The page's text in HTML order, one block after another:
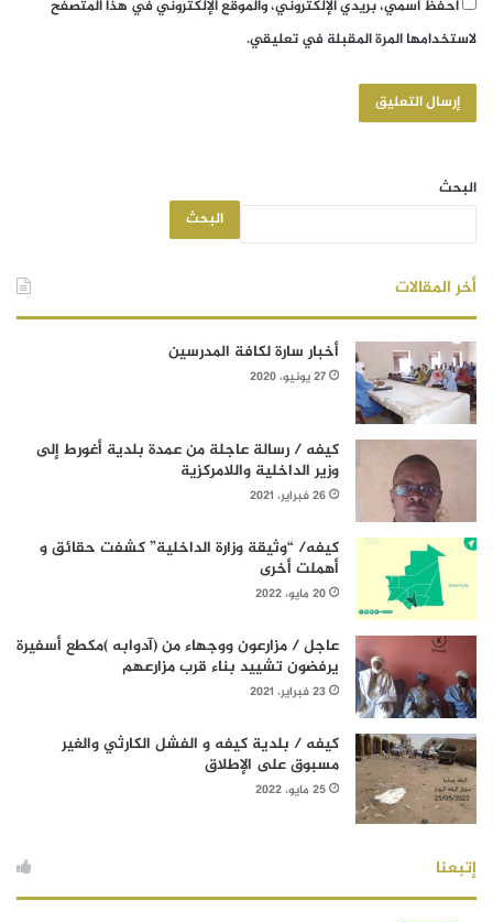
احفظ اسمي، بريدي الإلكتروني، والموقع الإلكتروني في هذا المتصفح
لاستخدامها المرة المقبلة في تعليقي.
البحث
البحث
أخر المقالات
أخبار سارة لكافة المدرسين
27 يونيو، 2020
كيفه / رسالة عاجلة من عمدة بلدية أغورط إلى
وزير الداخلية واللامركزية
26 فبراير، 2021
كيفه/ “وثيقة وزارة الداخلية” كشفت حقائق و
أهملت أخرى
20 مايو، 2022
عاجل / مزارعون ووجهاء من (آدوابه )مكطع أسفيرة
يرفضون تشييد بناء قرب مزارعهم
23 فبراير، 2021
كيفه / بلدية كيفه و الفشل الكارثي والغير
مسبوق على الإطلاق
25 مايو، 2022
إتبعنا